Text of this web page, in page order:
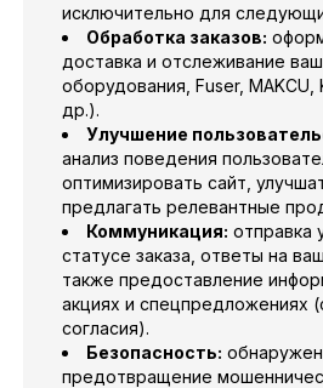
исключительно для
Обработка заказов:
доставка и отслеживание
оборудования, Fuser, MAKCU,
др.).
Улучшение
анализ поведения
оптимизировать сайт,
предлагать релевантные
Коммуникация: отправка
статусе заказа, ответы на
также предоставление
акциях и спецпредложениях
согласия).
Безопасность:
предотвращение